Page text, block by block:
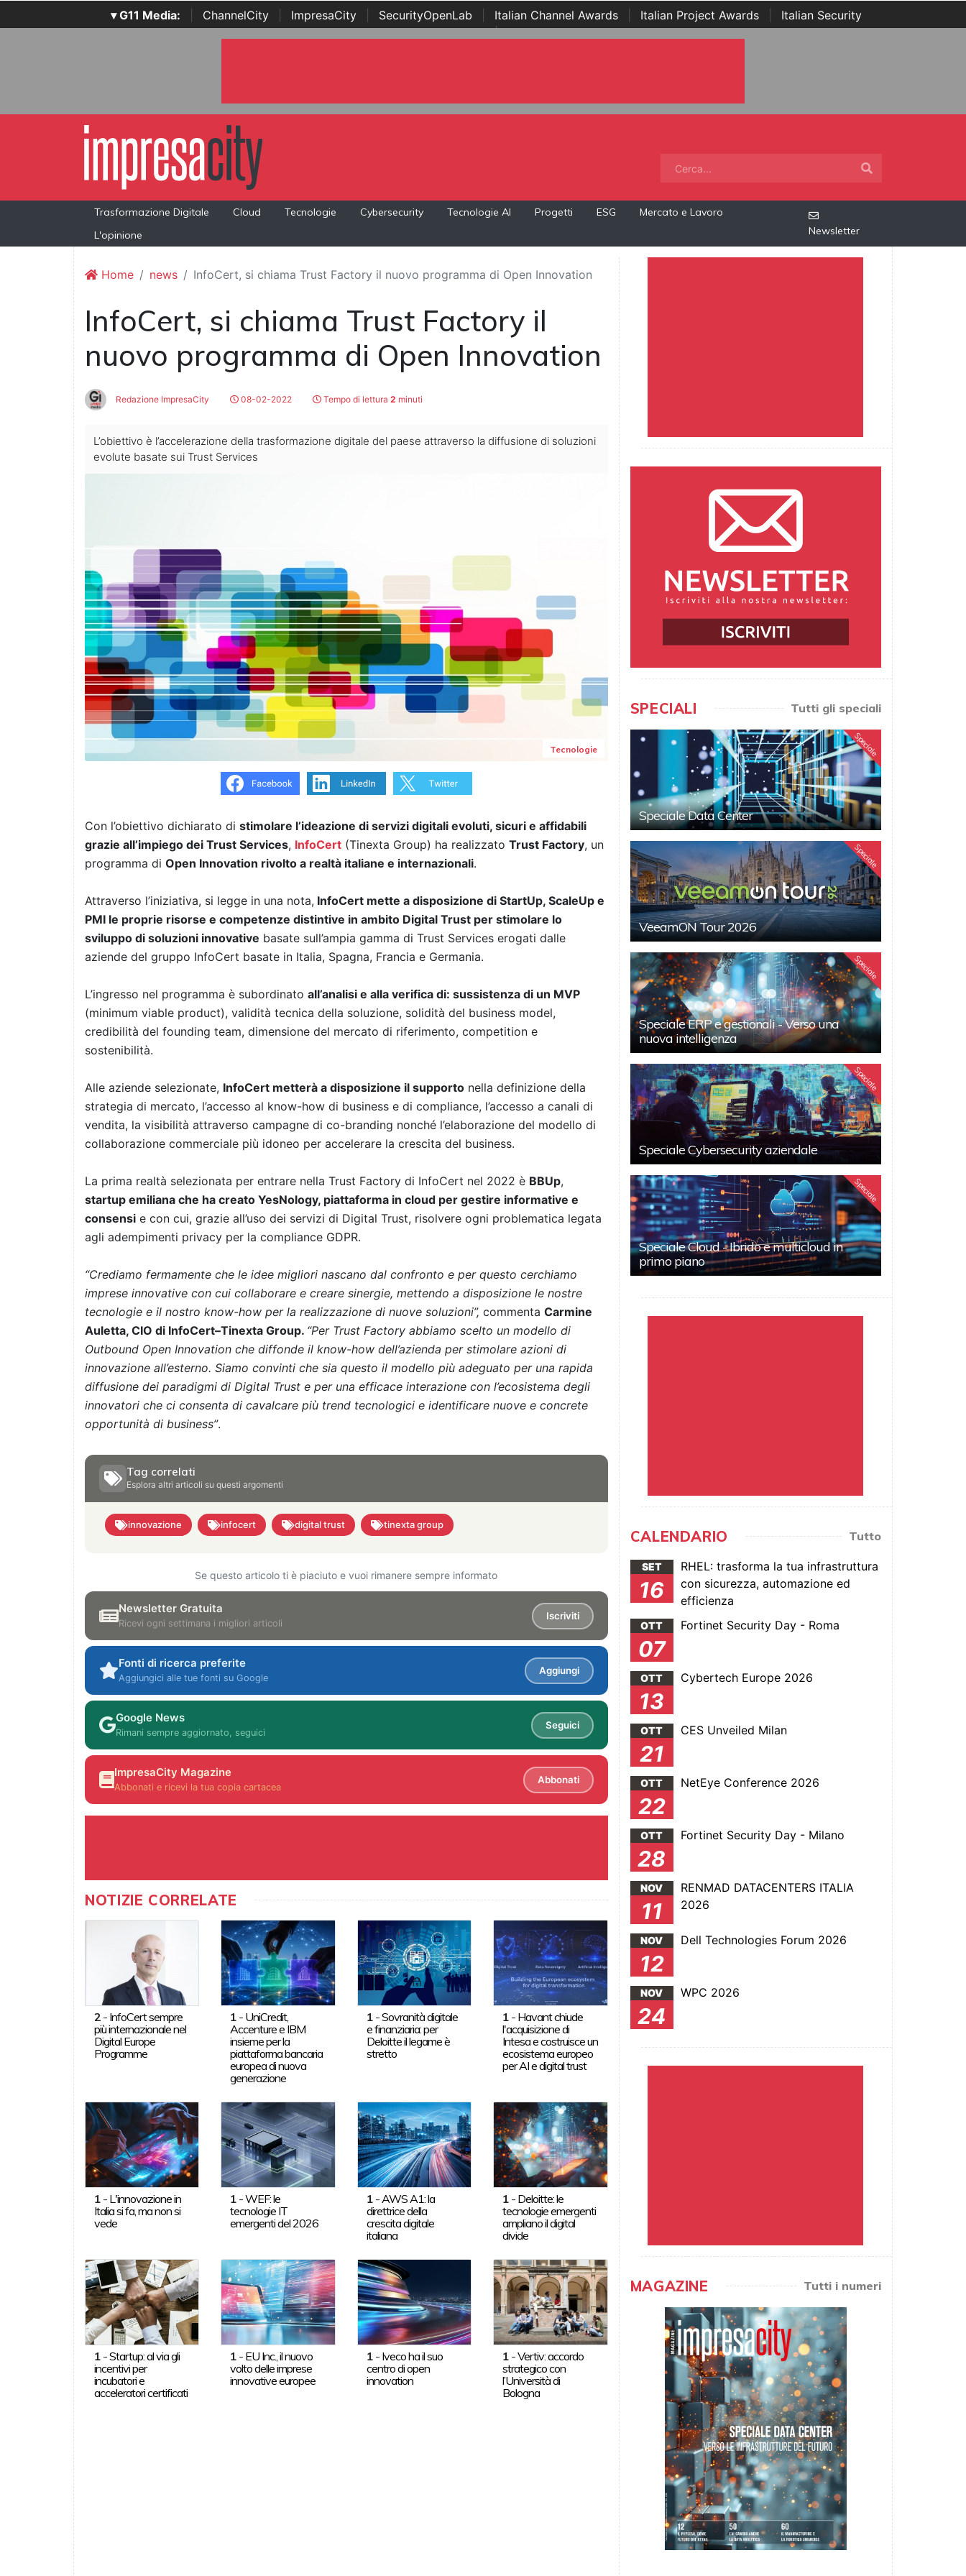
▾ G11 Media: ChannelCity ImpresaCity SecurityOpenLab Italian Channel Awards Italian Project Awards
Italian Security
Awards | ...
Trasformazione Digitale Cloud Tecnologie Cybersecurity Tecnologie AI Progetti ESG
Mercato e Lavoro
L'opinione
Newsletter
Home news InfoCert, si chiama Trust Factory il nuovo programma di Open Innovation
InfoCert, si chiama Trust Factory il
nuovo programma di Open Innovation
Redazione ImpresaCity 08-02-2022 Tempo di lettura 2 minuti
L’obiettivo è l’accelerazione della trasformazione digitale del paese attraverso la diffusione di soluzioni
evolute basate sui Trust Services
Tecnologie
Con l’obiettivo dichiarato di stimolare l’ideazione di servizi digitali evoluti, sicuri e affidabili
grazie all’impiego dei Trust Services, InfoCert (Tinexta Group) ha realizzato Trust Factory, un
programma di Open Innovation rivolto a realtà italiane e internazionali.
Attraverso l’iniziativa, si legge in una nota, InfoCert mette a disposizione di StartUp, ScaleUp e
PMI le proprie risorse e competenze distintive in ambito Digital Trust per stimolare lo
sviluppo di soluzioni innovative basate sull’ampia gamma di Trust Services erogati dalle
aziende del gruppo InfoCert basate in Italia, Spagna, Francia e Germania.
L’ingresso nel programma è subordinato all’analisi e alla verifica di: sussistenza di un MVP
(minimum viable product), validità tecnica della soluzione, solidità del business model,
credibilità del founding team, dimensione del mercato di riferimento, competition e
sostenibilità.
Alle aziende selezionate, InfoCert metterà a disposizione il supporto nella definizione della
strategia di mercato, l’accesso al know-how di business e di compliance, l’accesso a canali di
vendita, la visibilità attraverso campagne di co-branding nonché l’elaborazione del modello di
collaborazione commerciale più idoneo per accelerare la crescita del business.
La prima realtà selezionata per entrare nella Trust Factory di InfoCert nel 2022 è BBUp,
startup emiliana che ha creato YesNology, piattaforma in cloud per gestire informative e
consensi e con cui, grazie all’uso dei servizi di Digital Trust, risolvere ogni problematica legata
agli adempimenti privacy per la compliance GDPR.
“Crediamo fermamente che le idee migliori nascano dal confronto e per questo cerchiamo
imprese innovative con cui collaborare e creare sinergie, mettendo a disposizione le nostre
tecnologie e il nostro know-how per la realizzazione di nuove soluzioni”, commenta Carmine
Auletta, CIO di InfoCert–Tinexta Group. “Per Trust Factory abbiamo scelto un modello di
Outbound Open Innovation che diffonde il know-how dell’azienda per stimolare azioni di
innovazione all’esterno. Siamo convinti che sia questo il modello più adeguato per una rapida
diffusione dei paradigmi di Digital Trust e per una efficace interazione con l’ecosistema degli
innovatori che ci consenta di cavalcare più trend tecnologici e identificare nuove e concrete
opportunità di business”.
Tag correlati
Esplora altri articoli su questi argomenti
innovazione infocert digital trust tinexta group
Se questo articolo ti è piaciuto e vuoi rimanere sempre informato
Newsletter Gratuita
Ricevi ogni settimana i migliori articoli
Iscriviti
Fonti di ricerca preferite
Aggiungici alle tue fonti su Google
Aggiungi
Google News
Rimani sempre aggiornato, seguici
Seguici
ImpresaCity Magazine
Abbonati e ricevi la tua copia cartacea
Abbonati
NOTIZIE CORRELATE
2- InfoCert sempre
più internazionale nel
Digital Europe
Programme
1 - UniCredit,
Accenture e IBM
insieme per la
piattaforma bancaria
europea di nuova
generazione
1-Sovranità digitale
e finanziaria: per
Deloitte il legame è
stretto
1 - Havant chiude
l'acquisizione di
Intesa e costruisce un
ecosistema europeo
per AI e digital trust
1- L'innovazione in
Italia si fa, ma non si
vede
1 -WEF: le
tecnologie IT
emergenti del 2026
1- AWS A1: la
direttrice della
crescita digitale
italiana
1 - Deloitte: le
tecnologie emergenti
ampliano il digital
divide
1-Startup: al via gli
incentivi per
incubatori e
acceleratori certificati
1 - EU Inc., il nuovo
volto delle imprese
innovative europee
1- Iveco ha il suo
centro di open
innovation
1 -Vertiv: accordo
strategico con
l’Università di
Bologna
SPECIALI Tutti gli speciali
Speciale
Speciale Data Center
Speciale
VeeamON Tour 2026
Speciale
Speciale ERP e gestionali - Verso una
nuova intelligenza
Speciale
Speciale Cybersecurity aziendale
Speciale
Speciale Cloud - Ibrido e multicloud in
primo piano
CALENDARIO Tutto
SET
16
RHEL: trasforma la tua infrastruttura
con sicurezza, automazione ed
efficienza
OTT
07
Fortinet Security Day - Roma
OTT
13
Cybertech Europe 2026
OTT
21
CES Unveiled Milan
OTT
22
NetEye Conference 2026
OTT
28
Fortinet Security Day - Milano
NOV
11
RENMAD DATACENTERS ITALIA
2026
NOV
12
Dell Technologies Forum 2026
NOV
24
WPC 2026
MAGAZINE Tutti i numeri